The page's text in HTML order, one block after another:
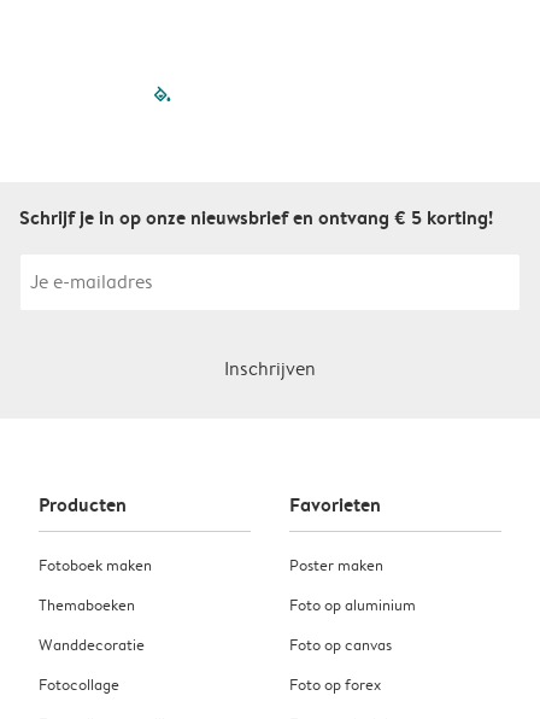
filled-pagination
Schrijf je in op onze nieuwsbrief en ontvang € 5 korting!
Inschrijven
Producten
Fotoboek maken
Themaboeken
Wanddecoratie
Fotocollage
Favorieten
Poster maken
Foto op aluminium
Foto op canvas
Foto op forex